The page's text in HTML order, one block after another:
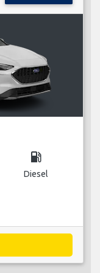
local_gas_station
Diesel